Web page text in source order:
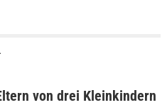
von drei Kleinkindern